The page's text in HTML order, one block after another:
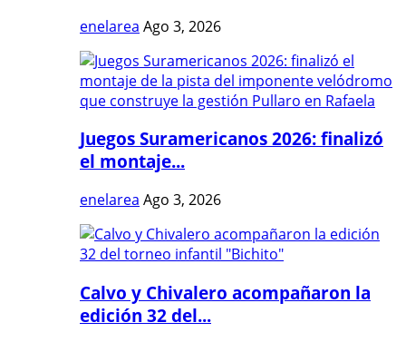
enelarea Ago 3, 2026
Juegos Suramericanos 2026: finalizó
el montaje...
enelarea Ago 3, 2026
Calvo y Chivalero acompañaron la
edición 32 del...